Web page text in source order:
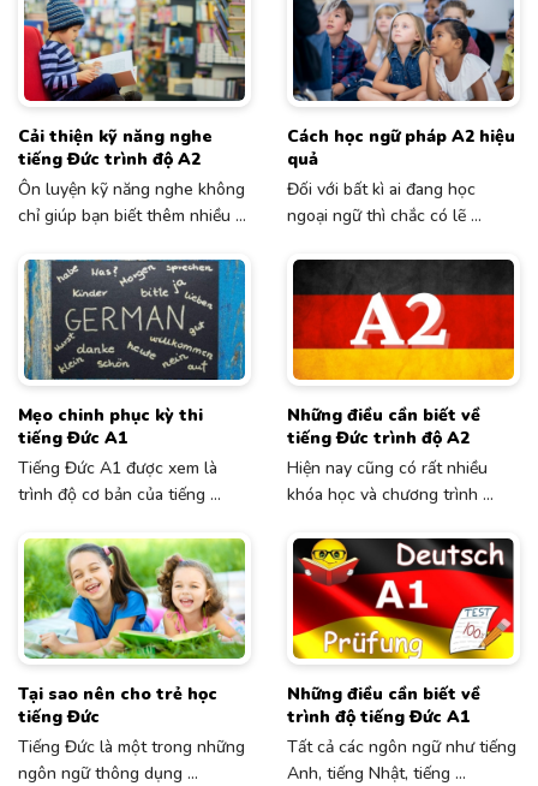
Cải thiện kỹ năng nghe
tiếng Đức trình độ A2
Ôn luyện kỹ năng nghe không
chỉ giúp bạn biết thêm nhiều ...
Cách học ngữ pháp A2 hiệu
quả
Đối với bất kì ai đang học
ngoại ngữ thì chắc có lẽ ...
Mẹo chinh phục kỳ thi
tiếng Đức A1
Tiếng Đức A1 được xem là
trình độ cơ bản của tiếng ...
Những điều cần biết về
tiếng Đức trình độ A2
Hiện nay cũng có rất nhiều
khóa học và chương trình ...
Tại sao nên cho trẻ học
tiếng Đức
Tiếng Đức là một trong những
ngôn ngữ thông dụng ...
Những điều cần biết về
trình độ tiếng Đức A1
Tất cả các ngôn ngữ như tiếng
Anh, tiếng Nhật, tiếng ...